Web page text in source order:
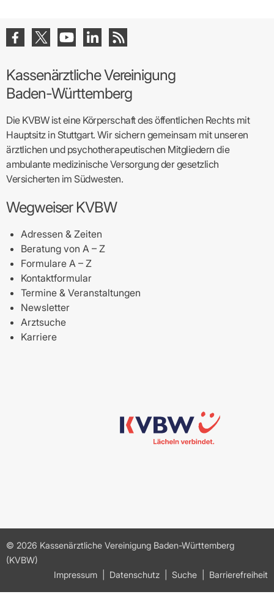
Kassenärztliche Vereinigung
Baden-Württemberg
Die KVBW ist eine Körperschaft des öffentlichen Rechts mit
Hauptsitz in Stuttgart. Wir sichern gemeinsam mit unseren
ärztlichen und psychotherapeutischen Mitgliedern die
ambulante medizinische Versorgung der gesetzlich
Versicherten im Südwesten.
Wegweiser KVBW
Adressen & Zeiten
Beratung von A – Z
Formulare A – Z
Kontaktformular
Termine & Veranstaltungen
Newsletter
Arztsuche
Karriere
© 2026 Kassenärztliche Vereinigung Baden-Württemberg
(KVBW)
Impressum
Datenschutz Suche Barrierefreiheit